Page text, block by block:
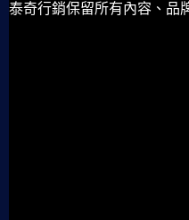
泰奇行銷保留所有內容、品